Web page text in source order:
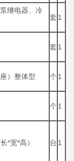
继电器、冷
套 1
套 1
）整体型 个 1
个 1
*宽*高） 台 1